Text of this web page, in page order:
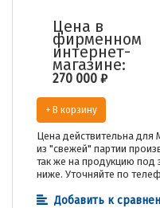
Цена в
фирменном
интернет-
магазине:
270 000 ₽
+ В корзину
Цена действительна для
из "свежей" партии
так же на продукцию под
ниже. Уточняйте по
Добавить к